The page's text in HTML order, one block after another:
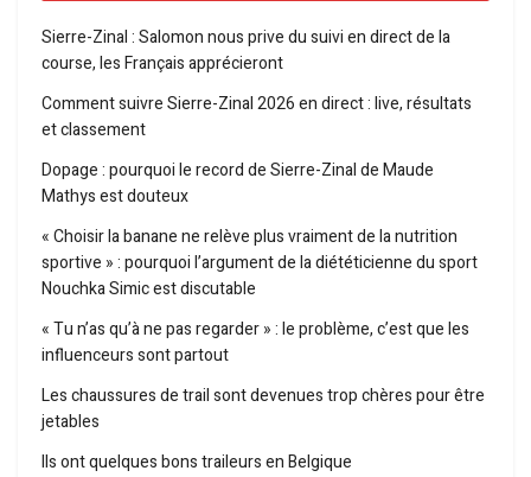
Sierre-Zinal : Salomon nous prive du suivi en direct de la
course, les Français apprécieront
Comment suivre Sierre-Zinal 2026 en direct : live, résultats
et classement
Dopage : pourquoi le record de Sierre-Zinal de Maude
Mathys est douteux
« Choisir la banane ne relève plus vraiment de la nutrition
sportive » : pourquoi l’argument de la diététicienne du sport
Nouchka Simic est discutable
« Tu n’as qu’à ne pas regarder » : le problème, c’est que les
influenceurs sont partout
Les chaussures de trail sont devenues trop chères pour être
jetables
Ils ont quelques bons traileurs en Belgique